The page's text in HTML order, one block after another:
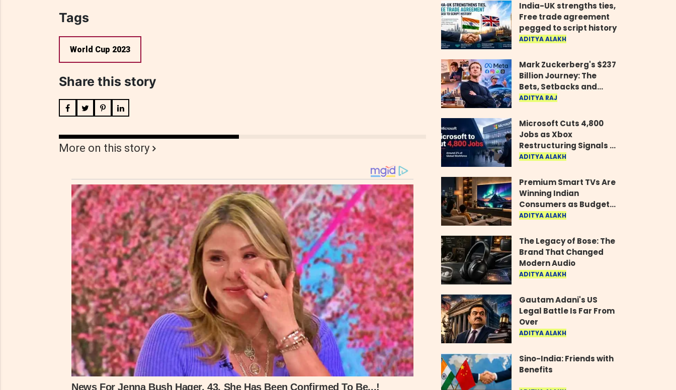
Tags
World Cup 2023
Share this story
More on this story
India-UK strengths ties,
Free trade agreement
pegged to script history
ADITYA ALAKH
Mark Zuckerberg's $237
Billion Journey: The
Bets, Setbacks and
Comeback Behind His
ADITYA RAJ
Microsoft Cuts 4,800
Jobs as Xbox
Restructuring Signals a
New Era for the Gaming
ADITYA ALAKH
Premium Smart TVs Are
Winning Indian
Consumers as Budget
Models Lose Their Shine
ADITYA ALAKH
The Legacy of Bose: The
Brand That Changed
Modern Audio
ADITYA ALAKH
Gautam Adani's US
Legal Battle Is Far From
Over
ADITYA ALAKH
Sino-India: Friends with
Benefits